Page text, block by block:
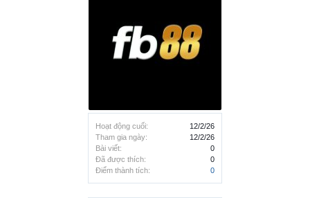
Hoạt động cuối:
12/2/26
Tham gia ngày:
12/2/26
Bài viết:
0
Đã được thích:
0
Điểm thành tích:
0